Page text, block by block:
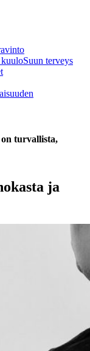
Suun terveys
on turvallista,
ja